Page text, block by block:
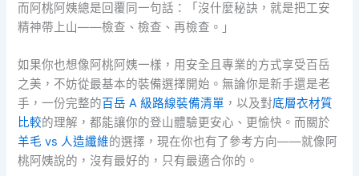
而阿桃阿姨總是回覆同一句話：「沒什麼秘訣，就是把工安
精神帶上山——檢查、檢查、再檢查。」
如果你也想像阿桃阿姨一樣，用安全且專業的方式享受百岳
之美，不妨從最基本的裝備選擇開始。無論你是新手還是老
手，一份完整的百岳 A 級路線裝備清單 ，以及對底層衣材質
比較的理解，都能讓你的登山體驗更安心、更愉快。而關於
羊毛 vs 人造纖維的選擇，現在你也有了參考方向——就像阿
桃阿姨說的，沒有最好的，只有最適合你的。